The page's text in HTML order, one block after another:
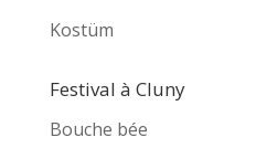
Kostüm
Festival à Cluny
Bouche bée